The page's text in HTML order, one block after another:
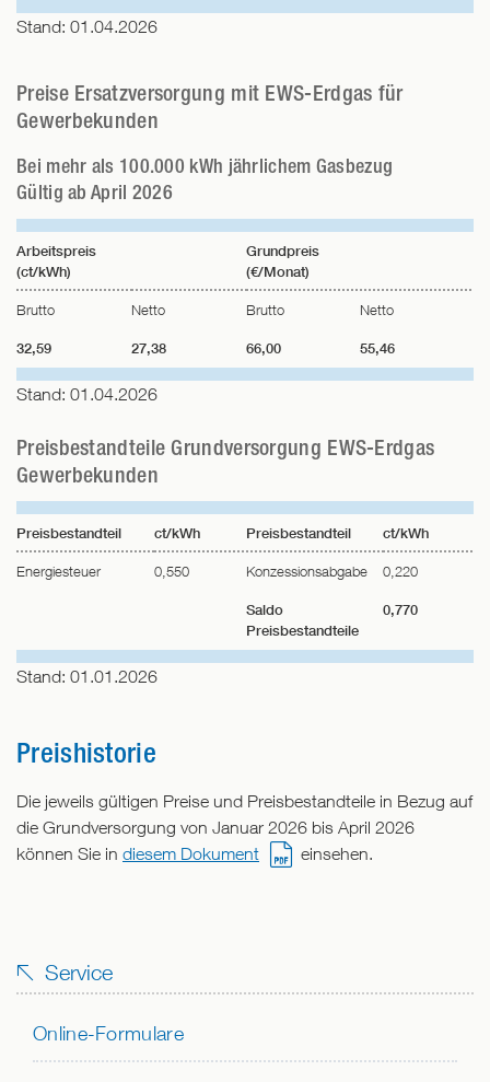
Stand: 01.04.2026
Preise Ersatzversorgung mit EWS-Erdgas für
Gewerbekunden
Bei mehr als 100.000 kWh jährlichem Gasbezug
Gültig ab April 2026
Arbeitspreis
(ct/kWh)
Grundpreis
(€/Monat)
Brutto Netto Brutto Netto
32,59 27,38 66,00 55,46
Stand: 01.04.2026
Preisbestandteile Grundversorgung EWS-Erdgas
Gewerbekunden
Preisbestandteil ct/kWh Preisbestandteil ct/kWh
Energiesteuer 0,550 Konzessionsabgabe 0,220
Saldo
Preisbestandteile
0,770
Stand: 01.01.2026
Preishistorie
Die jeweils gültigen Preise und Preisbestandteile in Bezug auf
die Grundversorgung von Januar 2026 bis April 2026
können Sie in diesem Dokument einsehen.
Service
Online-Formulare